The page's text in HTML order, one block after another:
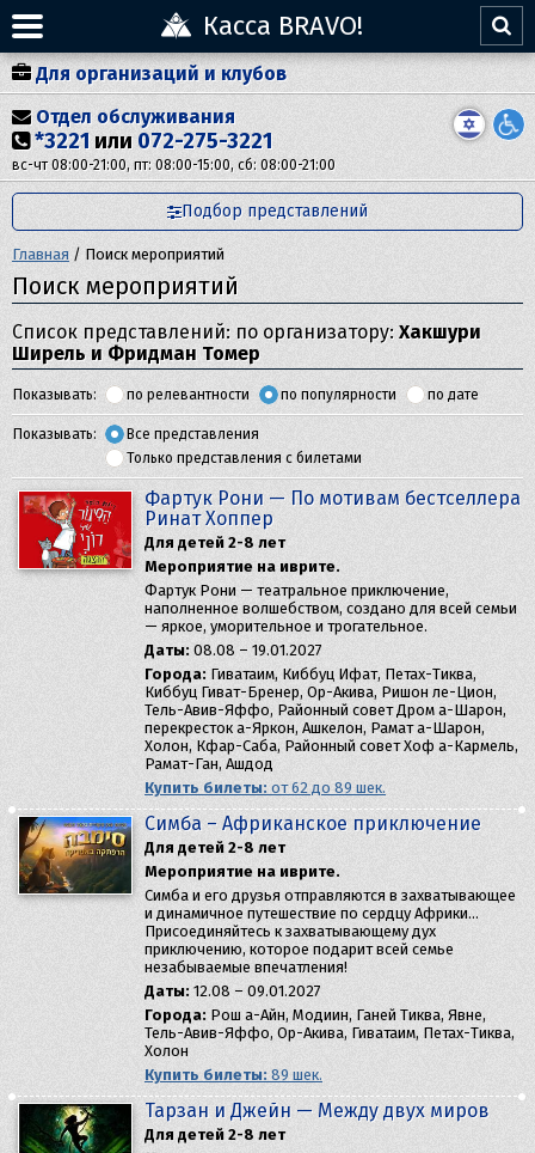
Касса BRAVO!
Для организаций и клубов
Отдел обслуживания
*3221 или 072-275-3221
вс-чт 08:00-21:00, пт: 08:00-15:00, сб: 08:00-21:00
Подбор представлений
Главная / Поиск мероприятий
Поиск мероприятий
Список представлений: по организатору: Хакшури
Ширель и Фридман Томер
Показывать: по релевантности по популярности по дате
Показывать:
Все представления
Только представления с билетами
Фартук Рони — По мотивам бестселлера
Ринат Хоппер
Для детей 2-8 лет
Мероприятие на иврите.
Фартук Рони — театральное приключение,
наполненное волшебством, создано для всей семьи
— яркое, уморительное и трогательное.
Даты: 08.08 – 19.01.2027
Города: Гиватаим, Киббуц Ифат, Петах-Тиква,
Киббуц Гиват-Бренер, Ор-Акива, Ришон ле-Цион,
Тель-Авив-Яффо, Районный совет Дром а-Шарон,
перекресток а-Яркон, Ашкелон, Рамат а-Шарон,
Холон, Кфар-Саба, Районный совет Хоф а-Кармель,
Рамат-Ган, Ашдод
Купить билеты: от 62 до 89 шек.
Симба – Африканское приключение
Для детей 2-8 лет
Мероприятие на иврите.
Симба и его друзья отправляются в захватывающее
и динамичное путешествие по сердцу Африки…
Присоединяйтесь к захватывающему дух
приключению, которое подарит всей семье
незабываемые впечатления!
Даты: 12.08 – 09.01.2027
Города: Рош а-Айн, Модиин, Ганей Тиква, Явне,
Тель-Авив-Яффо, Ор-Акива, Гиватаим, Петах-Тиква,
Холон
Купить билеты: 89 шек.
Тарзан и Джейн — Между двух миров
Для детей 2-8 лет